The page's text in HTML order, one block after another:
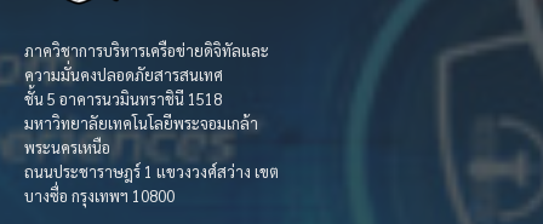
ภาควิชาการบริหารเครือข่ายดิจิทัลและ
ความมั่นคงปลอดภัยสารสนเทศ
ชั้น 5 อาคารนวมินทราชินี 1518
มหาวิทยาลัยเทคโนโลยีพระจอมเกล้า
พระนครเหนือ
ถนนประชาราษฎร์ 1 แขวงวงศ์สว่าง เขต
บางซื่อ กรุงเทพฯ 10800